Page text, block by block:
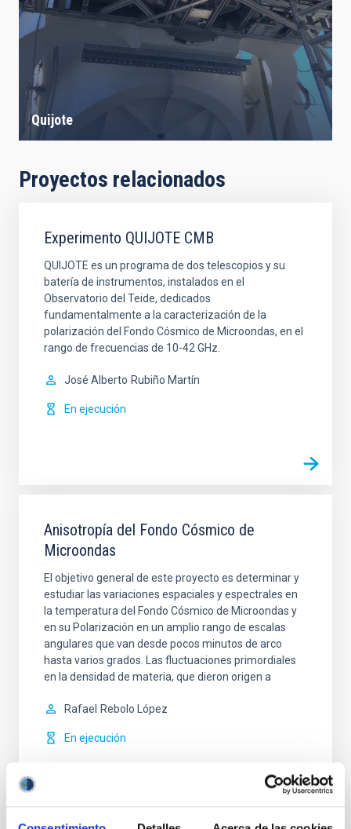
Quijote
Proyectos relacionados
Experimento QUIJOTE CMB
QUIJOTE es un programa de dos telescopios y su
batería de instrumentos, instalados en el
Observatorio del Teide, dedicados
fundamentalmente a la caracterización de la
polarización del Fondo Cósmico de Microondas, en el
rango de frecuencias de 10-42 GHz.
José Alberto Rubiño Martín
En ejecución
Anisotropía del Fondo Cósmico de
Microondas
El objetivo general de este proyecto es determinar y
estudiar las variaciones espaciales y espectrales en
la temperatura del Fondo Cósmico de Microondas y
en su Polarización en un amplio rango de escalas
angulares que van desde pocos minutos de arco
hasta varios grados. Las fluctuaciones primordiales
en la densidad de materia, que dieron origen a
Rafael Rebolo López
En ejecución